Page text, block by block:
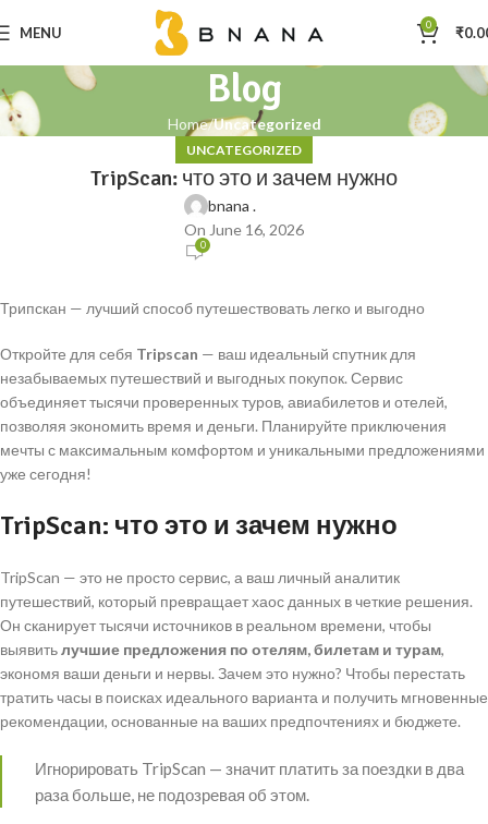
MENU 0 ₹
Blog
Home Uncategorized
UNCATEGORIZED
TripScan: что это и зачем нужно
bnana .
On June 16, 2026
0
Трипскан — лучший способ путешествовать легко и выгодно
Откройте для себя Tripscan — ваш идеальный спутник для
незабываемых путешествий и выгодных покупок. Сервис
объединяет тысячи проверенных туров, авиабилетов и отелей,
позволяя экономить время и деньги. Планируйте приключения
мечты с максимальным комфортом и уникальными предложениями
уже сегодня!
TripScan: что это и зачем нужно
TripScan — это не просто сервис, а ваш личный аналитик
путешествий, который превращает хаос данных в четкие решения.
Он сканирует тысячи источников в реальном времени, чтобы
выявитьлучшие предложения по отелям, билетам и турам,
экономя ваши деньги и нервы. Зачем это нужно? Чтобы перестать
тратить часы в поисках идеального варианта и получить мгновенные
рекомендации, основанные на ваших предпочтениях и бюджете.
Игнорировать TripScan — значит платить за поездки в два
раза больше, не подозревая об этом.